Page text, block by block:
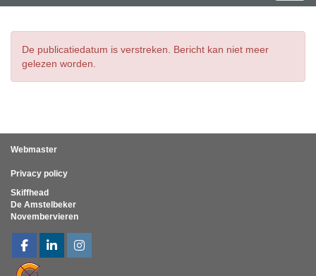
De publicatiedatum is verstreken. Bericht kan niet meer
gelezen worden.
Webmaster
Privacy policy
Skiffhead
De Amstelbeker
Novembervieren